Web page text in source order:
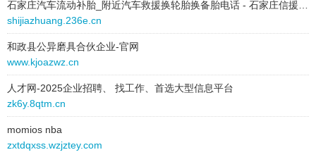
text: 资源下载
link:
7l9p.6cdp.cn
behavior:
follow
2025-07-21 to 2025-07-21
type: text
text: 聊天通讯
link:
cbg.6sjw.cn
behavior:
follow
zq0s.fuwang-lai.cn
zw03.fuwang-lai.cn
zy4n.fuwang-lai.cn
zxj4.fuwang-lai.cn
zqa.fuwang-lai.cn
shijiazhuang.236e.cn
和政县公异磨具合伙企业-官网
www.kjoazwz.cn
人才网-2025企业招聘、 找工作、首选大型信息平台
zk6y.8qtm.cn
momios nba
zxtdqxss.wzjztey.com